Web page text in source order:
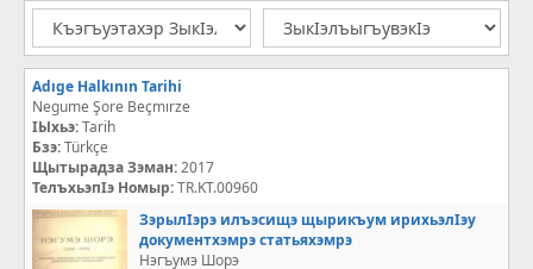
Adıge Halkının Tarihi
Negume Şore Beçmırze
IЫхьэ:Tarih
Бзэ:Türkçe
Щытырадза Зэман:2017
ТелъхьэпIэ Номыр:TR.KT.00960
ЗэрылІэрэ илъэсищэ щырикъум ирихьэлІэу
документхэмрэ статьяхэмрэ
Нэгъумэ Шорэ